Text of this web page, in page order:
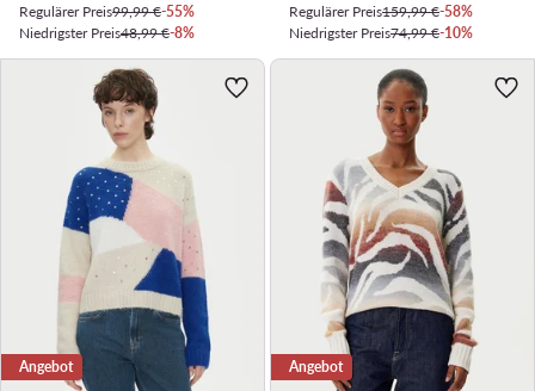
Regulärer Preis99,99 €-55%
Niedrigster Preis48,99 €-8%
Regulärer Preis159,99 €-58%
Niedrigster Preis74,99 €-10%
Angebot Angebot